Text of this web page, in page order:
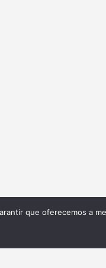
que oferecemos a